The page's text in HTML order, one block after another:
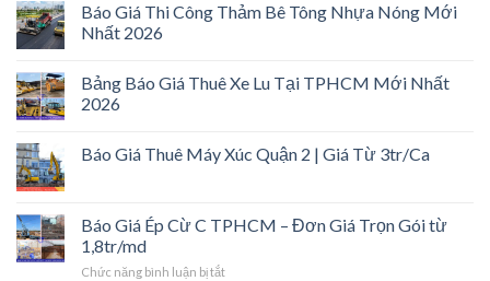
Báo Giá Thi Công Thảm Bê Tông Nhựa Nóng Mới
Nhất 2026
Bảng Báo Giá Thuê Xe Lu Tại TPHCM Mới Nhất
2026
Báo Giá Thuê Máy Xúc Quận 2 | Giá Từ 3tr/Ca
Báo Giá Ép Cừ C TPHCM – Đơn Giá Trọn Gói từ
1,8tr/md
Chức năng bình luận bị tắtở